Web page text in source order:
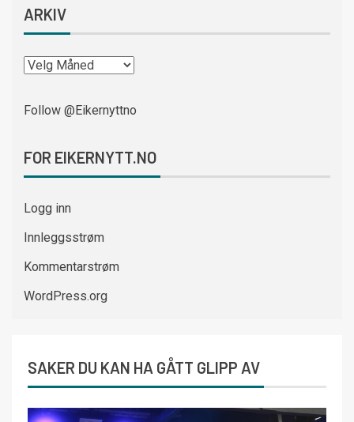
ARKIV
Follow @Eikernyttno
FOR EIKERNYTT.NO
Logg inn
Innleggsstrøm
Kommentarstrøm
WordPress.org
SAKER DU KAN HA GÅTT GLIPP AV